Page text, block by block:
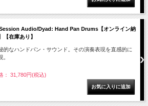
Audio/Dyad: Hand Pan Drums【オンライン納
【在庫あり】
的なハンドパン・サウンド。その演奏表現を直感的に
。
： 31,780円(税込)